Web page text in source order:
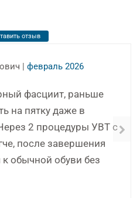
отзыв
| февраль 2026
фасциит, раньше
на пятку даже в
2 процедуры УВТ с
после завершения
к обычной обуви без